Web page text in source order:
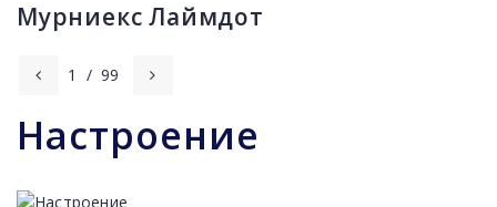
Мурниекс Лаймдот
1 / 99
Настроение